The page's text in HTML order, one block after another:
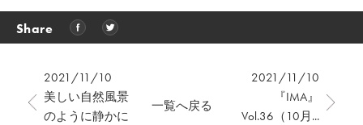
Share
2021/11/10
美しい自然風景
のように静かに
2021/11/10
『IMA』
Vol.36（10月...
一覧へ戻る